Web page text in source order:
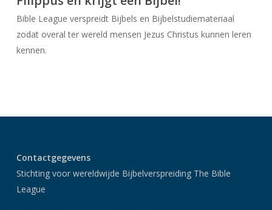
Bible League verspreidt Bijbels en Bijbelstudiemateriaal
zodat overal ter wereld mensen Jezus Christus kunnen leren
kennen.
Contactgegevens
Stichting voor wereldwijde Bijbelverspreiding The Bible
League